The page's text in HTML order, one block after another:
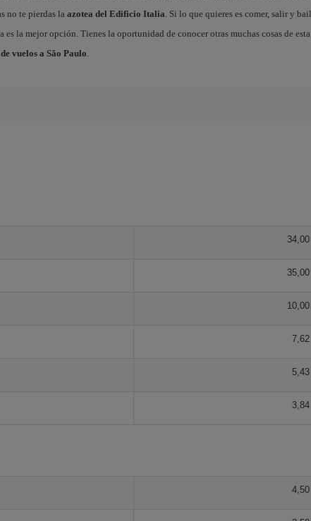
no te pierdas laazotea del Edificio Italia. Si lo que quieres es comer, salir y
es la mejor opción. Tienes la oportunidad de conocer otras muchas cosas de
vuelos a São Paulo.